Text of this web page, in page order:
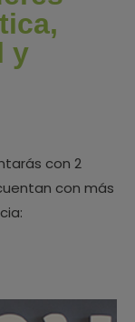
y
con 2
con más